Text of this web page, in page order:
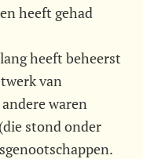
heeft gehad
heeft beheerst
van
waren
stond onder